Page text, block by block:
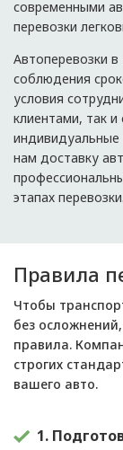
современными
перевозки
Автоперевозки
соблюдения
условия
клиентами, так
индивидуальные
нам доставку
этапах перевозки.
Правила
Чтобы
без
правила.
строгих
вашего авто.
1.